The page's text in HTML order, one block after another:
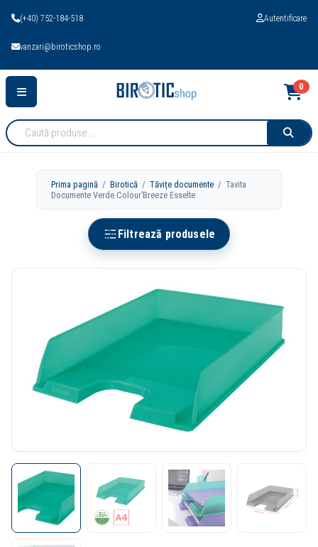
(+40) 752-184-518
vanzari@biroticshop.ro
Autentificare
Cauta
produse:
0
Prima pagină /Birotică /Tăvițe documente / Tavita
Documente Verde Colour’Breeze Esselte
Filtrează produsele